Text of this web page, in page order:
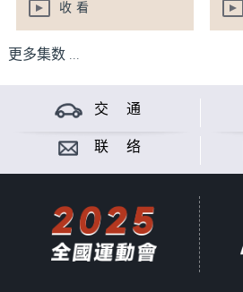
收看
更多集数 ...
交 通
联 络